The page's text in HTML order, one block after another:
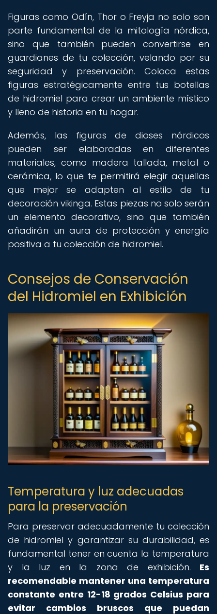
Figuras como Odín, Thor o Freyja no solo son
parte fundamental de la mitología nórdica,
sino que también pueden convertirse en
guardianes de tu colección, velando por su
seguridad y preservación. Coloca estas
figuras estratégicamente entre tus botellas
de hidromiel para crear un ambiente místico
y lleno de historia en tu hogar.
Además, las figuras de dioses nórdicos
pueden ser elaboradas en diferentes
materiales, como madera tallada, metal o
cerámica, lo que te permitirá elegir aquellas
que mejor se adapten al estilo de tu
decoración vikinga. Estas piezas no solo serán
un elemento decorativo, sino que también
añadirán un aura de protección y energía
positiva a tu colección de hidromiel.
Consejos de Conservación
del Hidromiel en Exhibición
Temperatura y luz adecuadas
para la preservación
Para preservar adecuadamente tu colección
de hidromiel y garantizar su durabilidad, es
fundamental tener en cuenta la temperatura
y la luz en la zona de exhibición. Es
recomendable mantener una temperatura
constante entre 12-18 grados Celsius para
evitar cambios bruscos que puedan